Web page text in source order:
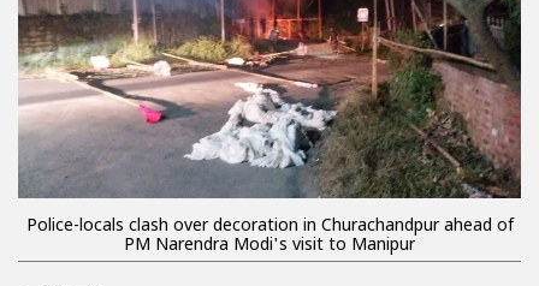
Police-locals clash over decoration in Churachandpur ahead of
PM Narendra Modi's visit to Manipur